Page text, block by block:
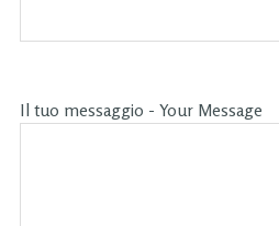
Il tuo messaggio - Your Message